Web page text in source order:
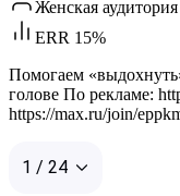
Женская аудитория
ERR 15%
Помогаем
голове По рекламе:
https://max.ru/join/
1 / 24